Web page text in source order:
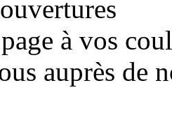
à vos
auprès de